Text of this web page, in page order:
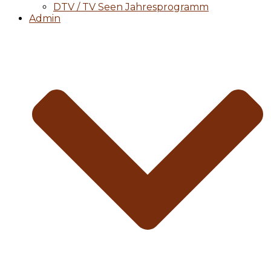
DTV / TV Seen Jahresprogramm
Admin